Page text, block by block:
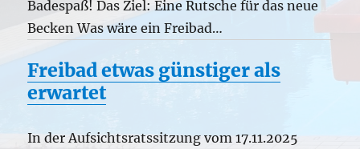
Badespaß! Das Ziel: Eine Rutsche für das neue
Becken Was wäre ein Freibad…
Freibad etwas günstiger als
erwartet
In der Aufsichtsratssitzung vom 17.11.2025